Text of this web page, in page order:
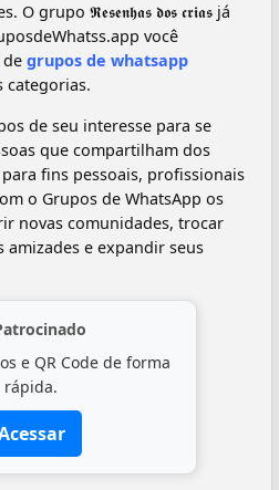
grupo 𝕽𝖊𝖘𝖊𝖓𝖍𝖆𝖘 𝖉𝖔𝖘 𝖈𝖗𝖎𝖆𝖘 já
você
grupos de whatsapp
categorias.
de seu interesse para se
que compartilham dos
fins pessoais, profissionais
o Grupos de WhatsApp os
novas comunidades, trocar
amizades e expandir seus
e QR Code de forma
rápida.